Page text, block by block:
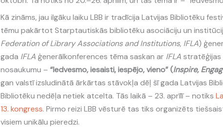
Kā zināms, jau ilgāku laiku LBB ir tradīcija Latvijas Bibliotēku
tēmu pakārtot Starptautiskās bibliotēku asociāciju un
Federation ofLibrary Associations and Institutions, IFLA)
gada IFLA ģenerālkonferences tēma saskan ar IFLA stratēģijas
nosaukumu – “Iedvesmo, iesaisti, iespējo, vieno” (Inspire,
gan valstī izsludinātā ārkārtas stāvokļa dēļ šī gada Latvijas
Bibliotēku nedēļa netiek atcelta. Tās laikā – 23. aprīlī – notiks
13. kongress. Pirmo reizi LBB vēsturē tas tiks organizēts
visiem unikālu pieredzi.